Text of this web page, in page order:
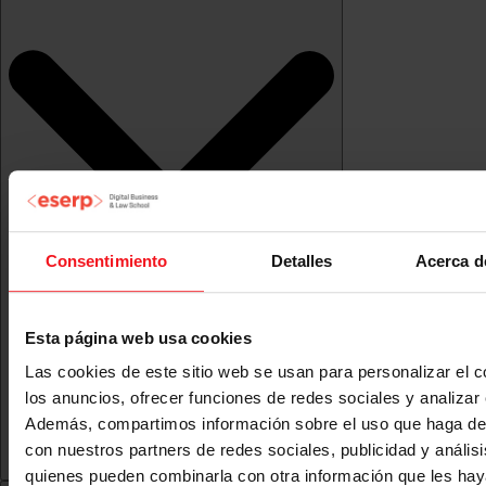
Consentimiento Detalles Acerca
Esta página web usa cookies
Las cookies de este sitio web se usan para personalizar el
los anuncios, ofrecer funciones de redes sociales y analizar
Además, compartimos información sobre el uso que haga
con nuestros partners de redes sociales, publicidad y
quienes pueden combinarla con otra información que les